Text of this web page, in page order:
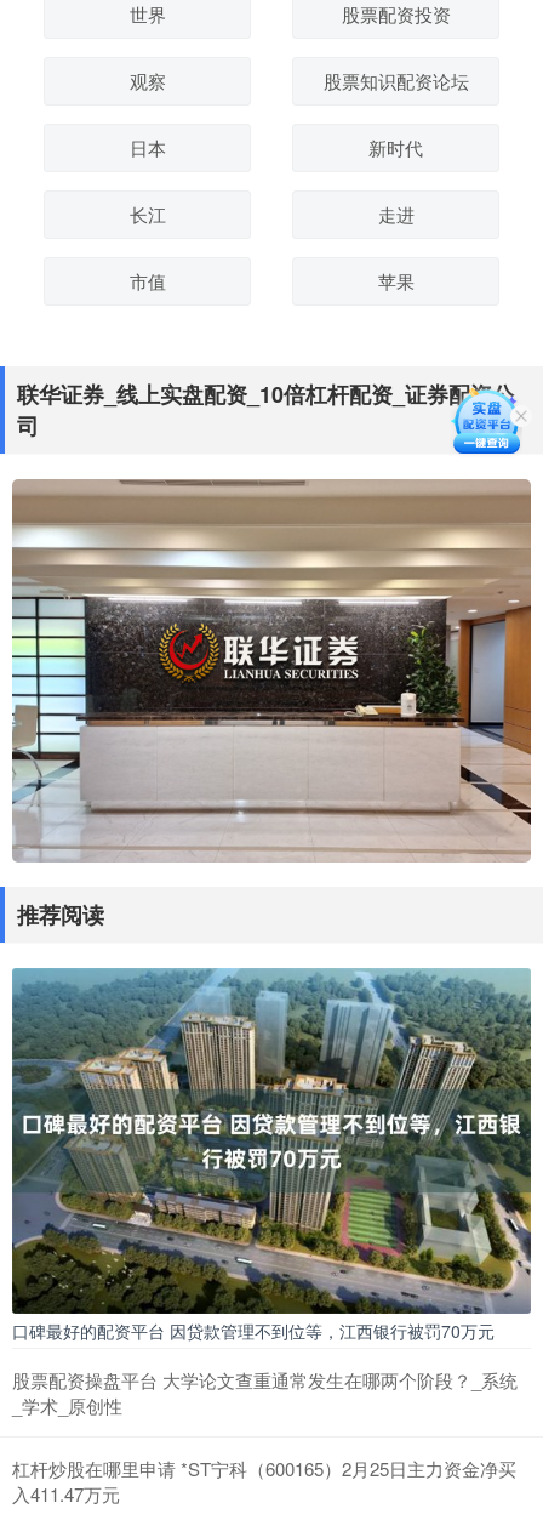
世界 股票配资投资
观察 股票知识配资论坛
日本 新时代
长江 走进
市值 苹果
联华证券_线上实盘配资_10倍杠杆配资_证券配资公
司
推荐阅读
口碑最好的配资平台 因贷款管理不到位等，江西银行被罚70万元
股票配资操盘平台 大学论文查重通常发生在哪两个阶段？_系统
_学术_原创性
杠杆炒股在哪里申请 *ST宁科（600165）2月25日主力资金净买
入411.47万元